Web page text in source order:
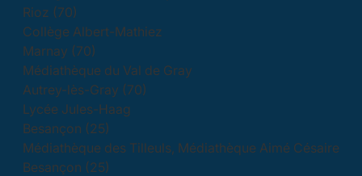
Rioz (70)
Collège Albert-Mathiez
Marnay (70)
Médiathèque du Val de Gray
Autrey-lès-Gray (70)
Lycée Jules-Haag
Besançon (25)
Médiathèque des Tilleuls, Médiathèque Aimé Césaire
Besançon (25)